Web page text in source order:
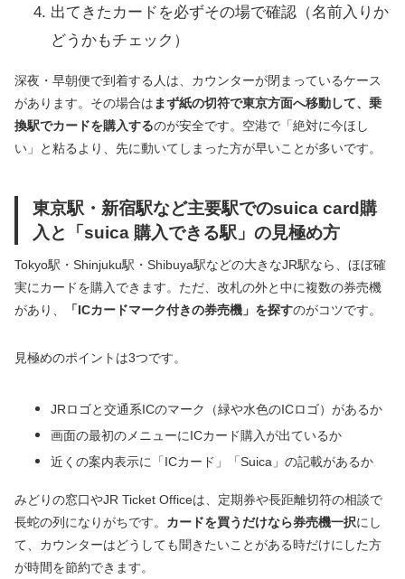
出てきたカードを必ずその場で確認（名前入りか
どうかもチェック）
深夜・早朝便で到着する人は、カウンターが閉まっているケース
があります。その場合は まず紙の切符で東京方面へ移動して、乗
換駅でカードを購入するのが安全です。空港で「絶対に今ほし
い」と粘るより、先に動いてしまった方が早いことが多いです。
東京駅・新宿駅など主要駅でのsuica card購
入と「suica 購入できる駅」の見極め方
Tokyo駅・Shinjuku駅・Shibuya駅などの大きなJR駅なら、ほぼ確
実にカードを購入できます。ただ、改札の外と中に複数の券売機
があり、
「ICカードマーク付きの券売機」を探すのがコツです。
見極めのポイントは3つです。
JRロゴと交通系ICのマーク（緑や水色のICロゴ）があるか
画面の最初のメニューにICカード購入が出ているか
近くの案内表示に「ICカード」「Suica」の記載があるか
みどりの窓口やJR Ticket Officeは、定期券や長距離切符の相談で
長蛇の列になりがちです。 カードを買うだけなら券売機一択にし
て、カウンターはどうしても聞きたいことがある時だけにした方
が時間を節約できます。